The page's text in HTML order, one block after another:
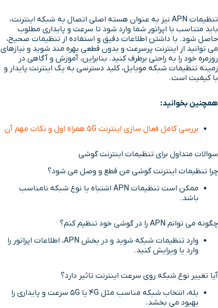
تنظیمات APN نیز به عنوان هسته اصلی اتصال به شبکه اینترنت،
باید متناسب با اپراتور شما وارد شود تا سرعت و پایداری مطلوب
حاصل شود. با داشتن اطلاعات دقیق و استفاده از تنظیمات صحیح،
می توانید از اینترنت پرسرعت و بدون قطعی بهره مند شوید و نیازهای
روزمره خود را به راحتی برطرف کنید. بنابراین، آموزش و آگاهی در
زمینه تنظیمات شبکه موبایل، کلید دسترسی به یک اینترنت پایدار و
با کیفیت است.
همچنین بخوانید:
بررسی کامل فعال سازی اینترنت 5G همراه اول و نکات مهم آن
سوالات متداول برای تنظیمات اینترنت گوشی
چرا تنظیمات اینترنت گوشی من قطع و وصل می شود؟
ممکن است تنظیمات APN اشتباه یا نوع شبکه نامناسب
باشد.
چگونه می توانم APN را در گوشی خود تنظیم کنم؟
وارد تنظیمات شبکه شوید و در بخش APN، اطلاعات اپراتور را
وارد یا ویرایش کنید.
آیا تغییر نوع شبکه روی سرعت اینترنت تاثیر دارد؟
بله، انتخاب شبکه مناسب مثل 4G یا 5G سرعت و پایداری را
بهبود می بخشد.